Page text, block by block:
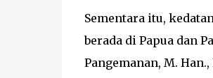
Sementara itu,
berada di Papua dan
Pangemanan, M.